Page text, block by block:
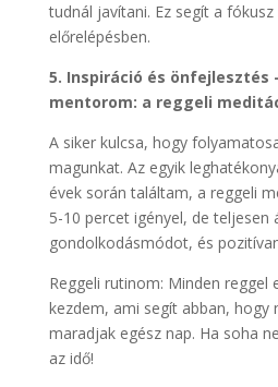
tudnál javítani. Ez segít a
előrelépésben.
5. Inspiráció és önfejlesztés
mentorom: a reggeli
A siker kulcsa, hogy
magunkat. Az egyik
évek során találtam, a reggeli
5-10 percet igényel, de teljesen
gondolkodásmódot, és
Reggeli rutinom: Minden reggel
kezdem, ami segít abban, hogy
maradjak egész nap. Ha soha
az idő!